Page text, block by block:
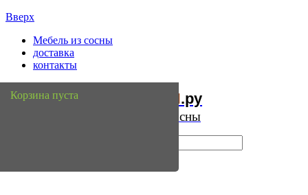
Вверх
Мебель из сосны
доставка
контакты
Мебель Сосны.ру
Интернет магазин мебели из сосны
Корзина пуста